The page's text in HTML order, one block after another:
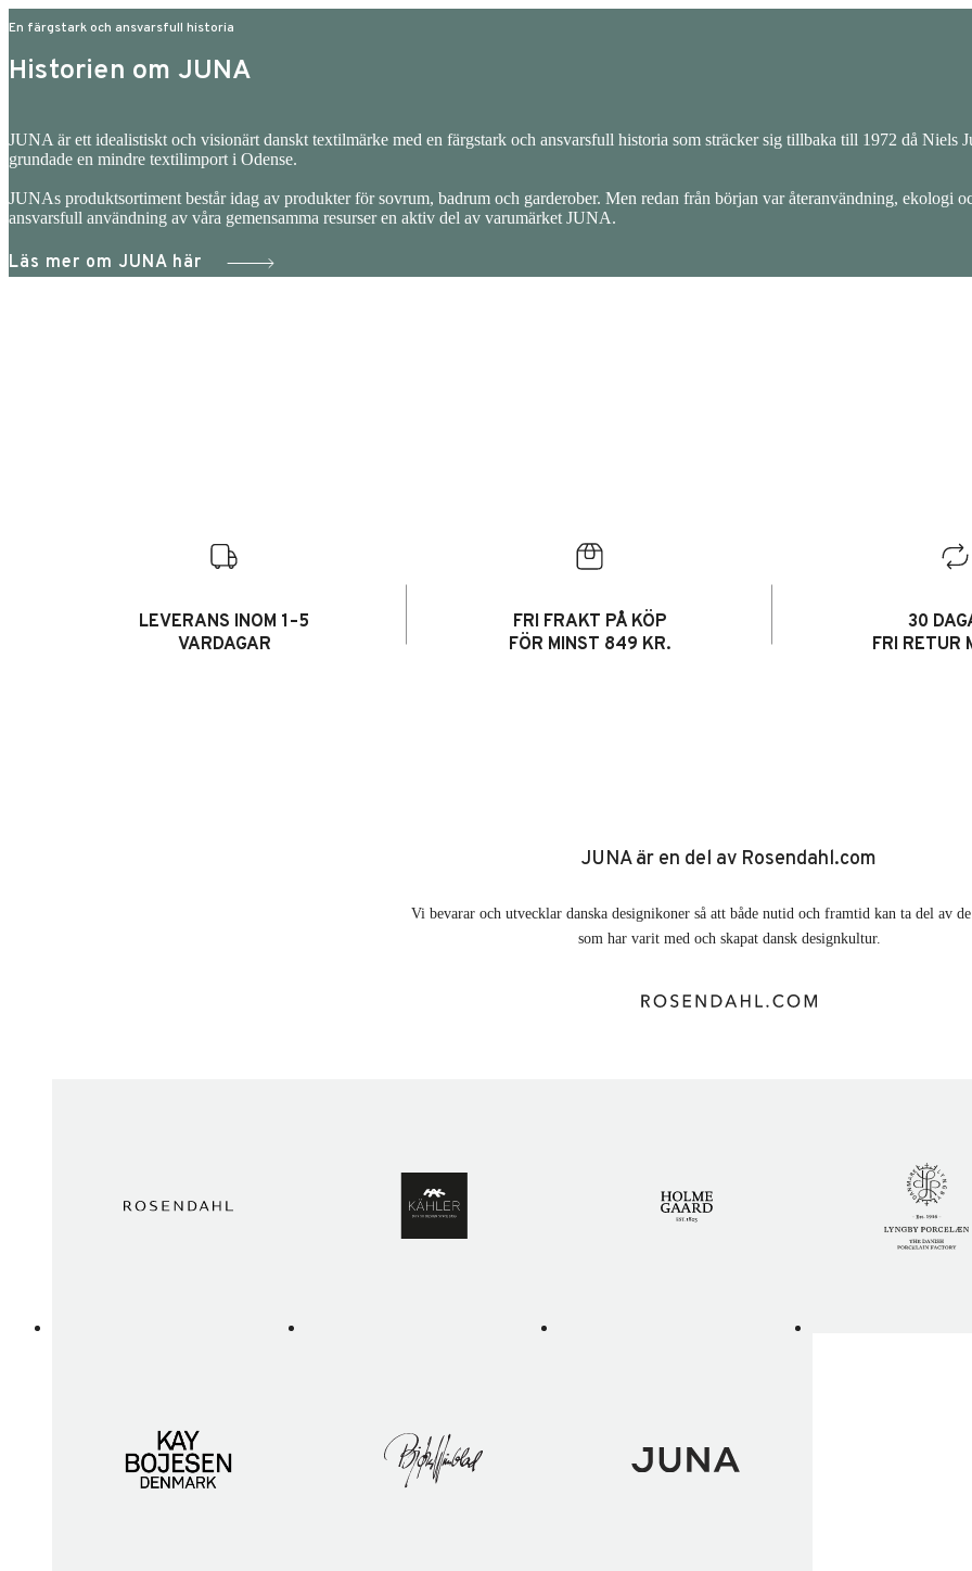
En färgstark och ansvarsfull historia
Historien om JUNA
JUNA är ett idealistiskt och visionärt danskt textilmärke med en färgstark och ansvarsfull historia som sträcker sig tillbaka till 1972 då Niels
grundade en mindre textilimport i Odense.
JUNAs produktsortiment består idag av produkter för sovrum, badrum och garderober. Men redan från början var återanvändning, ekologi
ansvarsfull användning av våra gemensamma resurser en aktiv del av varumärket JUNA.
Läs mer om JUNA här
LEVERANS INOM 1–5
VARDAGAR
FRI FRAKT PÅ KÖP
FÖR MINST 849 KR.
30
FRI RETUR
JUNA är en del av Rosendahl.com
Vi bevarar och utvecklar danska designikoner så att både nutid och framtid kan ta del av
som har varit med och skapat dansk designkultur.